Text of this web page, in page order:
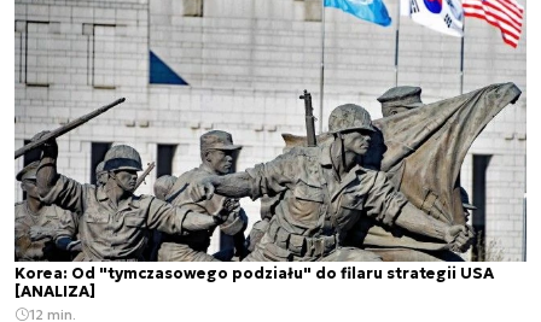
Korea: Od "tymczasowego podziału" do filaru strategii USA
[ANALIZA]
12 min.